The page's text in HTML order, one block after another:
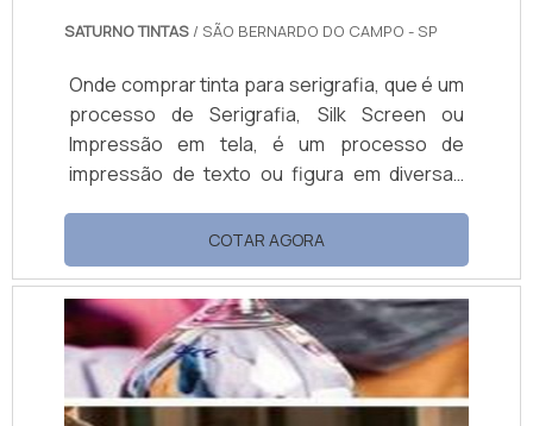
SATURNO TINTAS / SÃO BERNARDO DO CAMPO - SP
Onde comprar tinta para serigrafia, que é um
processo de Serigrafia, Silk Screen ou
Impressão em tela, é um processo de
impressão de texto ou figura em diversas
vazada pela pressão do rodo, através de
uma tela preparada. Linha serigráfica Vinílica
Brilhante; Vinílica Fosca; Atóxicas; Sintética;
Epóxi; Couro e Nylon; Poliuretânica;
Polietileno; Serigrafia UV; Aquascreen (Base
água p/ tecido); ...
COTAR AGORA